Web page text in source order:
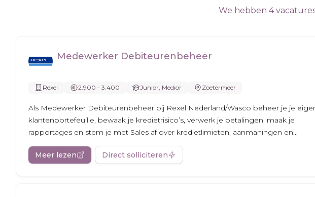
We hebben 4
Medewerker Debiteurenbeheer
Rexel 2.900 - 3.400 Junior, Medior Zoetermeer
Als Medewerker Debiteurenbeheer bij Rexel Nederland/Wasco beheer je je
klantenportefeuille, bewaak je kredietrisico’s, verwerk je betalingen, maak je
rapportages en stem je met Sales af over kredietlimieten, aanmaningen en...
Meer lezen Direct solliciteren